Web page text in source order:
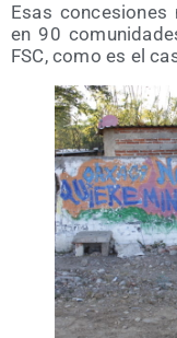
Esas con­ce­sio­nes
en 90
FSC, como es el